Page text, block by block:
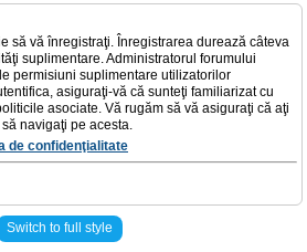
să vă înregistraţi. Înregistrarea durează câteva
suplimentare. Administratorul forumului
permisiuni suplimentare utilizatorilor
asiguraţi-vă că sunteţi familiarizat cu
asociate. Vă rugăm să vă asiguraţi că aţi
navigaţi pe acesta.
de confidenţialitate
Switch to full style